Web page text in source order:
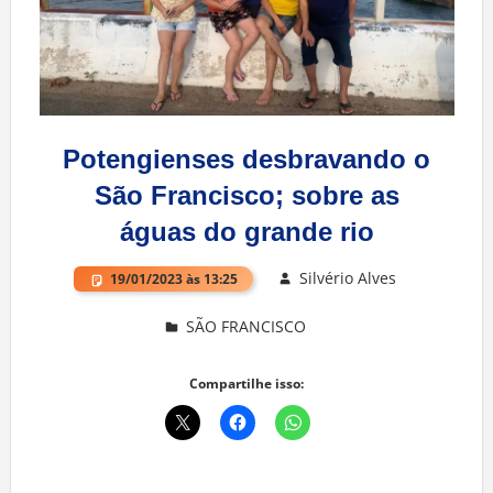
Potengienses desbravando o
São Francisco; sobre as
águas do grande rio
19/01/2023 às 13:25 Silvério Alves
SÃO FRANCISCO
Compartilhe isso: